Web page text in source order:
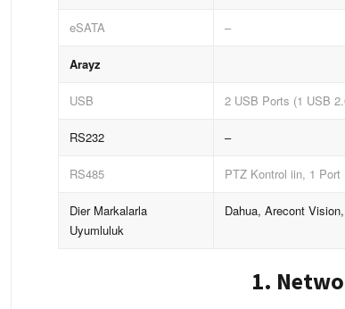
eSATA –
Arayz
USB 2 USB Ports (1 USB
RS232 –
RS485 PTZ Kontrol iin, 1 Port
Dier Markalarla
Uyumluluk
Dahua, Arecont
1.